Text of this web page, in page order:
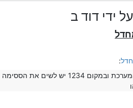
ידי דוד ב
: